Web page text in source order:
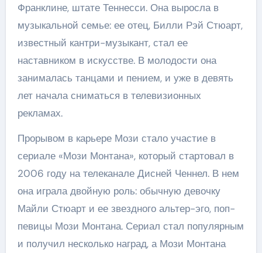
Франклине, штате Теннесси. Она выросла в
музыкальной семье: ее отец, Билли Рэй Стюарт,
известный кантри-музыкант, стал ее
наставником в искусстве. В молодости она
занималась танцами и пением, и уже в девять
лет начала сниматься в телевизионных
рекламах.
Прорывом в карьере Мози стало участие в
сериале «Мози Монтана», который стартовал в
2006 году на телеканале Дисней Ченнел. В нем
она играла двойную роль: обычную девочку
Майли Стюарт и ее звездного альтер-эго, поп-
певицы Мози Монтана. Сериал стал популярным
и получил несколько наград, а Мози Монтана